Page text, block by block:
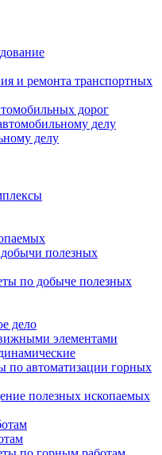
и ремонта транспортных
дорог
делу
делу
полезных
по добыче полезных
дело
элементами
по автоматизации горных
полезных ископаемых